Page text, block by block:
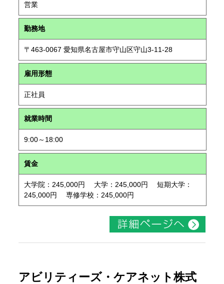
営業
勤務地
〒463-0067 愛知県名古屋市守山区守山3-11-28
雇用形態
正社員
就業時間
9:00～18:00
賃金
大学院：245,000円 大学：245,000円 短期大学：
245,000円 専修学校：245,000円
アビリティーズ・ケアネット株式